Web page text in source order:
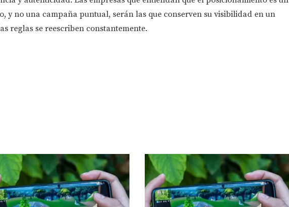
y no una campaña puntual, serán las que conserven su visibilidad en un
reglas se reescriben constantemente.